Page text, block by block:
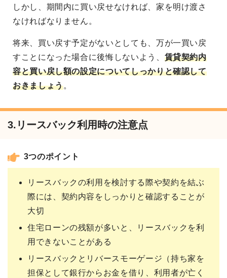
しかし、期間内に買い戻せなければ、家を明け渡さ
なければなりません。
将来、買い戻す予定がないとしても、万が一買い戻
すことになった場合に後悔しないよう、 賃貸契約内
容と買い戻し額の設定についてしっかりと確認して
おきましょう。
3.リースバック利用時の注意点
3つのポイント
リースバックの利用を検討する際や契約を結ぶ
際には、契約内容をしっかりと確認することが
大切
住宅ローンの残額が多いと、リースバックを利
用できないことがある
リースバックとリバースモーゲージ（持ち家を
担保として銀行からお金を借り、利用者が亡く